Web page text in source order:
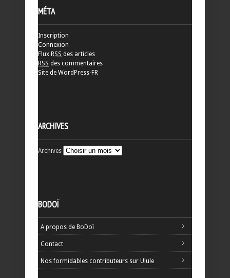
MÉTA
Inscription
Connexion
Flux RSS des articles
RSS des commentaires
Site de WordPress-FR
ARCHIVES
Archives
BODOÏ
A propos de BoDoï
Contact
Nos formidables contributeurs sur Ulule